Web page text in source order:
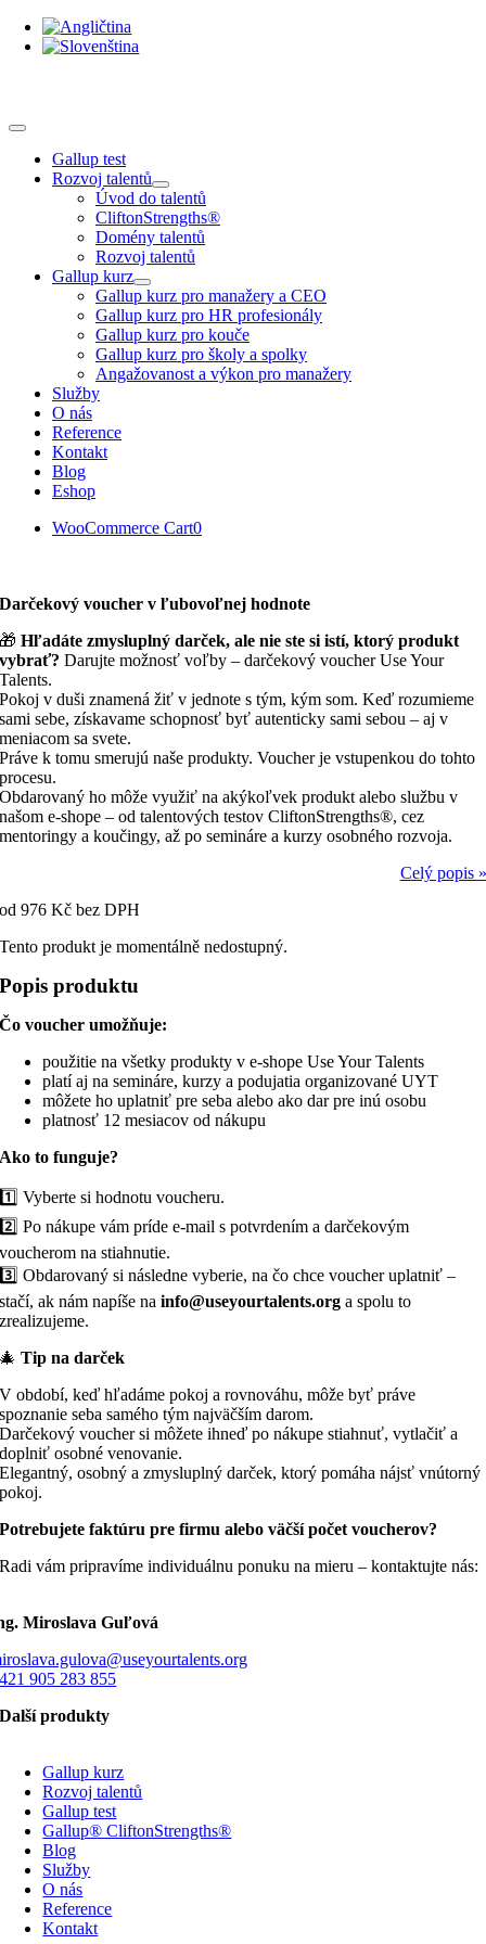
Skip
Toggle
NavigationGallup test
Rozvoj talentů
Úvod do talentů
CliftonStrengths®
Domény talentů
Rozvoj talentů
Gallup kurz
Gallup kurz pro manažery a CEO
Gallup kurz pro HR profesionály
Gallup kurz pro kouče
Gallup kurz pro školy a spolky
Angažovanost a výkon pro manažery
Služby
O nás
Reference
Kontakt
Blog
Eshop
WooCommerce Cart0
Darčekový voucher v ľubovoľnej hodnote
🎁 Hľadáte zmysluplný darček, ale nie ste si istí, ktorý produkt
vybrať?Darujte možnosť voľby – darčekový voucher Use Your
Talents.
Pokoj v duši znamená žiť v jednote s tým, kým som. Keď rozumieme
sami sebe, získavame schopnosť byť autenticky sami sebou – aj v
meniacom sa svete.
Práve k tomu smerujú naše produkty. Voucher je vstupenkou do tohto
procesu.
Obdarovaný ho môže využiť na akýkoľvek produkt alebo službu v
našom e-shope – od talentových testov CliftonStrengths®, cez
mentoringy a koučingy, až po semináre a kurzy osobného rozvoja.
Celý popis »
od976Kč bez DPH
Tento produkt je momentálně nedostupný.
Popis produktu
Čo voucher umožňuje:
použitie na všetky produkty v e-shope Use Your Talents
platí aj na semináre, kurzy a podujatia organizované UYT
môžete ho uplatniť pre seba alebo ako dar pre inú osobu
platnosť 12 mesiacov od nákupu
Ako to funguje?
1️⃣ Vyberte si hodnotu voucheru.
2️⃣ Po nákupe vám príde e-mail s potvrdením a darčekovým
voucherom na stiahnutie.
3️⃣ Obdarovaný si následne vyberie, na čo chce voucher uplatniť –
stačí, ak nám napíše nainfo@useyourtalents.org a spolu to
zrealizujeme.
🎄 Tip na darček
V období, keď hľadáme pokoj a rovnováhu, môže byť práve
spoznanie seba samého tým najväčším darom.
Darčekový voucher si môžete ihneď po nákupe stiahnuť, vytlačiť a
doplniť osobné venovanie.
Elegantný, osobný a zmysluplný darček, ktorý pomáha nájsť vnútorný
pokoj.
Potrebujete faktúru pre firmu alebo väčší počet voucherov?
Radi vám pripravíme individuálnu ponuku na mieru – kontaktujte nás:
Miroslava Guľová
905 283 855
Další produkty
Gallup kurz
Rozvoj talentů
Gallup test
Gallup® CliftonStrengths®
Blog
Služby
O nás
Reference
Kontakt